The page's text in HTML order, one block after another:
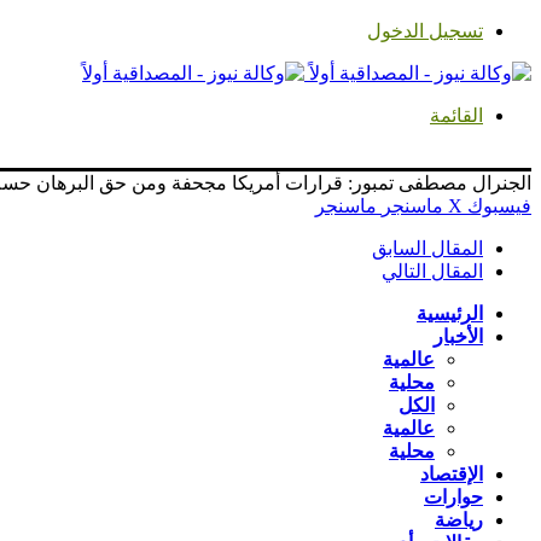
تسجيل الدخول
القائمة
الجنرال مصطفى تمبور: قرارات أمريكا مجحفة ومن حق البرهان
فيسبوك ‫X ماسنجر ماسنجر
المقال السابق
المقال التالي
الرئيسية
الأخبار
عالمية
محلية
الكل
عالمية
محلية
الإقتصاد
حوارات
رياضة